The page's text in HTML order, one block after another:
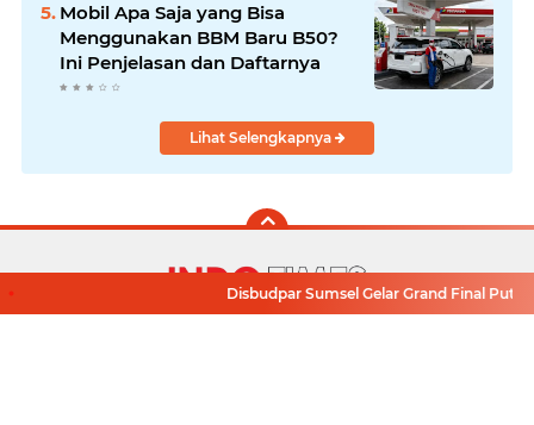
Mobil Apa Saja yang Bisa
Menggunakan BBM Baru B50?
Ini Penjelasan dan Daftarnya
Lihat Selengkapnya
Disbudpar Sumsel Gelar Grand Final